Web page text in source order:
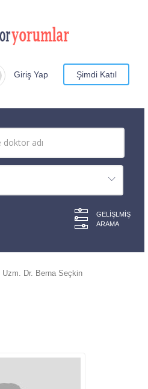
Giriş Yap Şimdi Katıl
GELIŞLMIŞ
ARAMA
Uzm. Dr. Berna Seçkin